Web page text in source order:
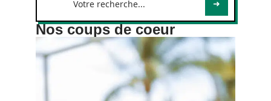
Nos coups de coeur